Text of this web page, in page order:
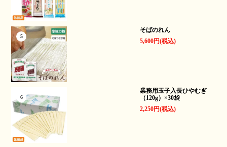
5
そばのれん
5,600円(税込)
6
業務用玉子入長ひやむぎ
（120g）×30袋
2,250円(税込)